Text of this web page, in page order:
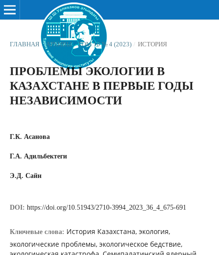
ГЛАВНАЯ / АРХИВЫ / ТОМ 10 № 4 (2023) / ИСТОРИЯ
ПРОБЛЕМЫ ЭКОЛОГИИ В
КАЗАХСТАНЕ В ПЕРВЫЕ ГОДЫ
НЕЗАВИСИМОСТИ
Г.К. Асанова
Г.А. Адильбектеги
Э.Д. Сайн
DOI: https://doi.org/10.51943/2710-3994_2023_36_4_675-691
Ключевые слова: История Казахстана, экология,
экологические проблемы, экологическое бедствие,